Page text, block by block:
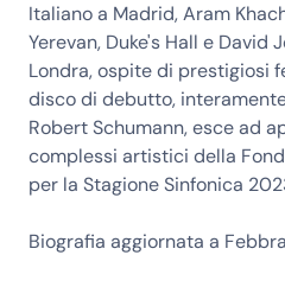
Italiano a Madrid, Aram
Yerevan, Duke's Hall e David
Londra, ospite di prestigiosi
disco di debutto,
Robert Schumann, esce ad
complessi artistici della
per la Stagione Sinfonica
Biografia aggiornata a